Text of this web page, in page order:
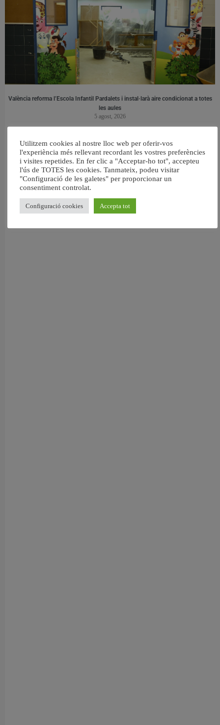
València reforma l’Escola Infantil Pardalets i instal·larà aire condicionat a totes
les aules
5 agost, 2026
Utilitzem cookies al nostre lloc web per oferir-vos
l'experiència més rellevant recordant les vostres preferències
i visites repetides. En fer clic a "Acceptar-ho tot", accepteu
l'ús de TOTES les cookies. Tanmateix, podeu visitar
"Configuració de les galetes" per proporcionar un
consentiment controlat.
Configuració cookies Accepta tot